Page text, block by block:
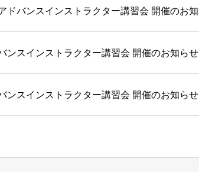
ンスインストラクター講習会 開催のお知らせ
ンスインストラクター講習会 開催のお知らせ